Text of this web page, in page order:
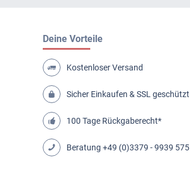
Deine Vorteile
Kostenloser Versand
Sicher Einkaufen & SSL geschützt
100 Tage Rückgaberecht*
Beratung +49 (0)3379 - 9939 575